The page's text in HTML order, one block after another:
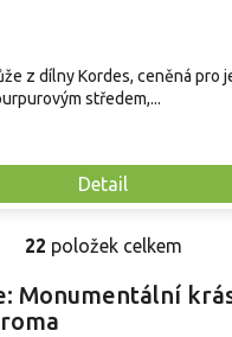
Detail
z dílny Kordes, ceněná pro
středem,...
O
l
22 položek celkem
Monumentální